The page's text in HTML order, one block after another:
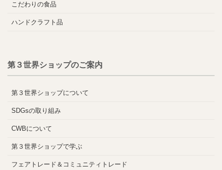
こだわりの食品
ハンドクラフト品
第３世界ショップのご案内
第３世界ショップについて
SDGsの取り組み
CWBについて
第３世界ショップで学ぶ
フェアトレード＆コミュニティトレード